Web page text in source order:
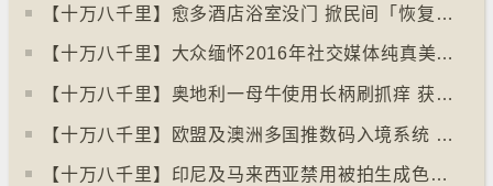
【十万八千里】愈多酒店浴室没门 掀民间「恢复浴室门」倡议运动
【十万八千里】大众缅怀2016年社交媒体纯真美好体验
【十万八千里】奥地利一母牛使用长柄刷抓痒 获科学家确定懂得使用工具
【十万八千里】欧盟及澳洲多国推数码入境系统 毋须护照盖章
【十万八千里】印尼及马来西亚禁用被拍生成色情影像的人工智能平台Grok